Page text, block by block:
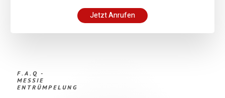
Jetzt Anrufen
F.A.Q -
MESSIE
ENTRÜMPELUNG